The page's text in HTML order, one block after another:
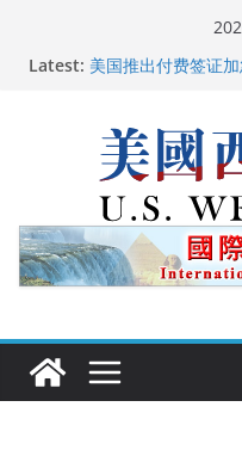
Latest: 广州市沉香协会会
美国人
美国最高法院维持“
人！
中国驻美国大使谢
再次访华